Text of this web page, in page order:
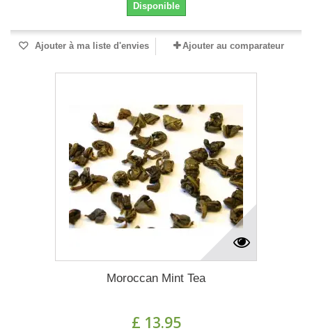
Disponible
Ajouter à ma liste d'envies Ajouter au comparateur
Moroccan Mint Tea
£ 13.95